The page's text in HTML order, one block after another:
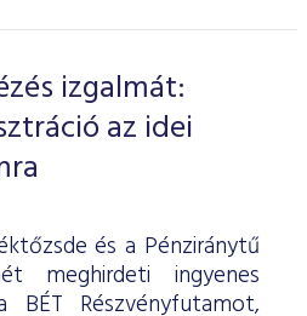
izgalmát:
az idei
és a Pénziránytű
meghirdeti ingyenes
BÉT Részvényfutamot,